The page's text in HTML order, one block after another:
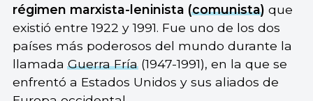
régimen marxista-leninista (comunista) que
existió entre 1922 y 1991. Fue uno de los dos
países más poderosos del mundo durante la
llamadaGuerra Fría(1947-1991), en la que se
enfrentó a Estados Unidos y sus aliados de